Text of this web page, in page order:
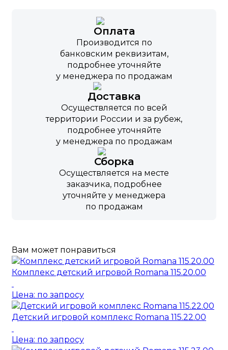
Оплата
Производится по
банковским реквизитам,
подробнее уточняйте
у менеджера по продажам
Доставка
Осуществляется по всей
территории России и за рубеж,
подробнее уточняйте
у менеджера по продажам
Сборка
Осуществляется на месте
заказчика, подробнее
уточняйте у менеджера
по продажам
Вам может понравиться
Комплекс детский игровой Romana 115.20.00
Цена: по запросу
Детский игровой комплекс Romana 115.22.00
Цена: по запросу